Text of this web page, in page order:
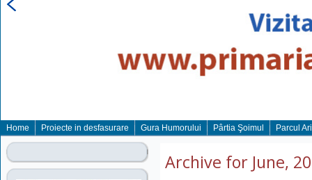
Home Proiecte in desfasurare Gura Humorului Pârtia Şoimul Parcul
Archive for June,